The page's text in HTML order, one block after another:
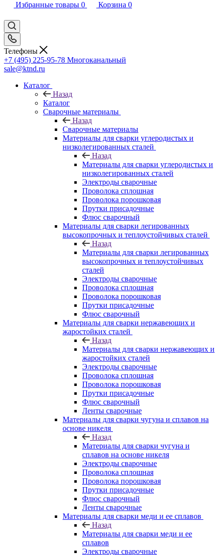
Избранные товары 0 Корзина 0
Телефоны
+7 (495) 225-95-78 Многоканальный
sale@ktnd.ru
Каталог
Назад
Каталог
Сварочные материалы
Назад
Сварочные материалы
Материалы для сварки углеродистых и
низколегированных сталей
Назад
Материалы для сварки углеродистых и
низколегированных сталей
Электроды сварочные
Проволока сплошная
Проволока порошковая
Прутки присадочные
Флюс сварочный
Материалы для сварки легированных
высокопрочных и теплоустойчивых сталей
Назад
Материалы для сварки легированных
высокопрочных и теплоустойчивых
сталей
Электроды сварочные
Проволока сплошная
Проволока порошковая
Прутки присадочные
Флюс сварочный
Материалы для сварки нержавеющих и
жаростойких сталей
Назад
Материалы для сварки нержавеющих и
жаростойких сталей
Электроды сварочные
Проволока сплошная
Проволока порошковая
Прутки присадочные
Флюс сварочный
Ленты сварочные
Материалы для сварки чугуна и сплавов на
основе никеля
Назад
Материалы для сварки чугуна и
сплавов на основе никеля
Электроды сварочные
Проволока сплошная
Проволока порошковая
Прутки присадочные
Флюс сварочный
Ленты сварочные
Материалы для сварки меди и ее сплавов
Назад
Материалы для сварки меди и ее
сплавов
Электроды сварочные